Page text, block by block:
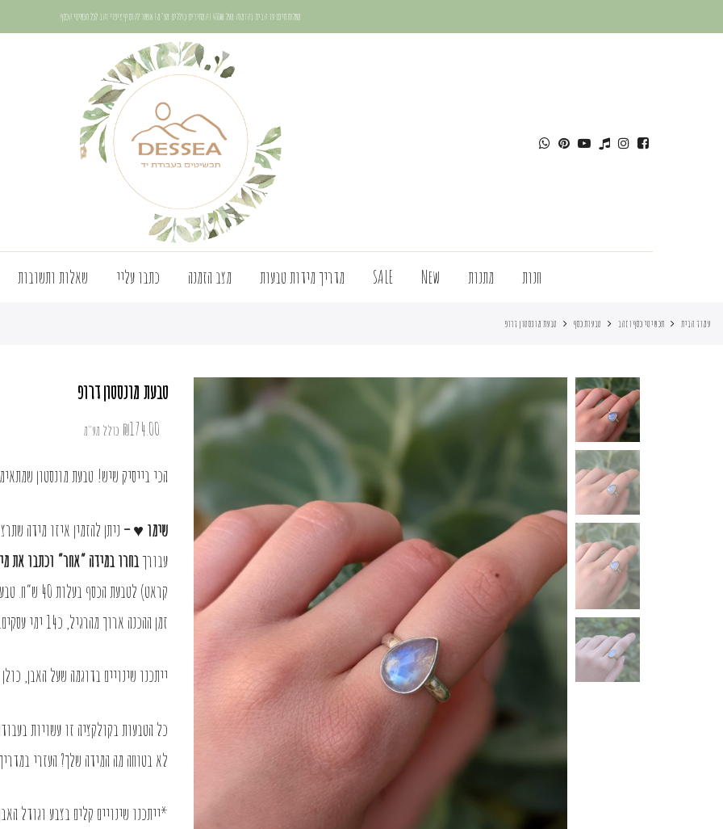
משלוח חינם עד הבית בהזמנה מעל 400₪ | המחירים כוללים מע"מ | אפשר להוסיף ציפוי זהב לכל תכשיטי הכסף
חנות מתנות New
SALE מדריך מידות טבעות מצב הזמנה כתבו עליי שאלות ותשובות
עמוד הבית תכשיטי כסף וזהב טבעות כסף טבעת מונסטון דרופ
טבעת מונסטון דרופ
₪174.00 כולל מע"מ
הכי בייסיק שיש! טבעת מונסטון
שימו ♥ – ניתן להזמין איזו מידה
עבורךבחרו במידה “אחר” וכתבו את
קראט)
זמן ההכנה ארוך מהרגיל, כ14 ימי עסקים.
ייתכנו שינויים בדוגמה שעל האבן,
כל הטבעות בקולקציה זו עשויות בעבודת יד עדינה
לא בטוחה מה המידה שלך? העזרי
*ייתכנו שינויים קלים בצבע וגודל האבן